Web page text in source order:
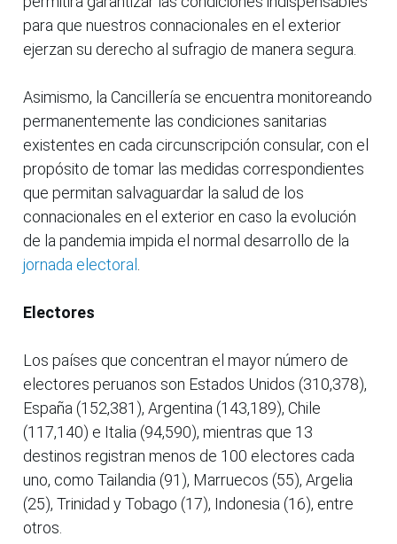
para que nuestros connacionales en el exterior
ejerzan su derecho al sufragio de manera segura.
Asimismo, la Cancillería se encuentra monitoreando
permanentemente las condiciones sanitarias
existentes en cada circunscripción consular, con el
propósito de tomar las medidas correspondientes
que permitan salvaguardar la salud de los
connacionales en el exterior en caso la evolución
de la pandemia impida el normal desarrollo de la
jornada electoral
Electores
Los países que concentran el mayor número de
electores peruanos son Estados Unidos (310,378),
España (152,381), Argentina (143,189), Chile
(117,140) e Italia (94,590), mientras que 13
destinos registran menos de 100 electores cada
uno, como Tailandia (91), Marruecos (55), Argelia
(25), Trinidad y Tobago (17), Indonesia (16), entre
otros.